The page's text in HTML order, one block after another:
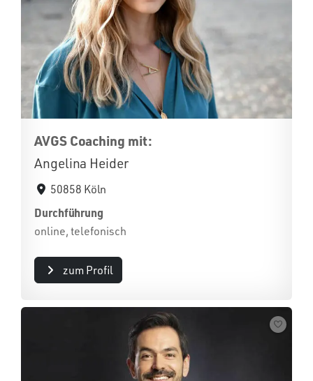
AVGS Coaching mit:
Angelina Heider
50858 Köln
Durchführung
online, telefonisch
zum Profil